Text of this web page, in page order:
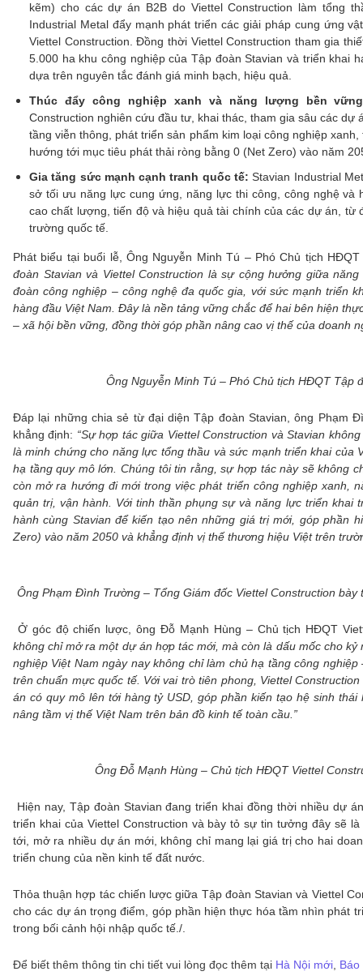
kẽm) cho các dự án B2B do Viettel Construction làm tổng
Industrial Metal đẩy mạnh phát triển các giải pháp cung ứng
Viettel Construction. Đồng thời Viettel Construction tham gia
5.000 ha khu công nghiệp của Tập đoàn Stavian và triển khai
dựa trên nguyên tắc đánh giá minh bạch, hiệu quả.
Thúc đẩy công nghiệp xanh và năng lượng bền
Construction nghiên cứu đầu tư, khai thác, tham gia sâu các
tầng viễn thông, phát triển sản phẩm kim loại công nghiệp
hướng tới mục tiêu phát thải ròng bằng 0 (Net Zero) vào năm
Gia tăng sức mạnh cạnh tranh quốc tế:Stavian Industrial
sở tối ưu năng lực cung ứng, năng lực thi công, công nghệ và
cao chất lượng, tiến độ và hiệu quả tài chính của các dự án, từ
trường quốc tế.
Phát biểu tại buổi lễ, Ông Nguyễn Minh Tú – Phó Chủ tịch
đoàn Stavian và Viettel Construction là sự cộng hưởng giữa
đoàn công nghiệp – công nghệ đa quốc gia, với sức mạnh triển
hàng đầu Việt Nam. Đây là nền tảng vững chắc để hai bên hiện
– xã hội bền vững, đồng thời góp phần nâng cao vị thế của doanh
Ông Nguyễn Minh Tú – Phó Chủ tịch HĐQT Tập
Đáp lại những chia sẻ từ đại diện Tập đoàn Stavian, ông Phạm
khẳng định: “Sự hợp tác giữa Viettel Construction và Stavian
là minh chứng cho năng lực tổng thầu và sức mạnh triển khai của
hạ tầng quy mô lớn. Chúng tôi tin rằng, sự hợp tác này sẽ không
còn mở ra hướng đi mới trong việc phát triển công nghiệp xanh,
quản trị, vận hành. Với tinh thần phụng sự và năng lực triển khai
hành cùng Stavian để kiến tạo nên những giá trị mới, góp phần
Zero) vào năm 2050 và khẳng định vị thế thương hiệu Việt trên
Ông Phạm Đình Trường – Tổng Giám đốc Viettel Construction
Ở góc độ chiến lược, ông Đỗ Mạnh Hùng – Chủ tịch HĐQT
không chỉ mở ra một dự án hợp tác mới, mà còn là dấu mốc cho
nghiệp Việt Nam ngày nay không chỉ làm chủ hạ tầng công
trên chuẩn mực quốc tế. Với vai trò tiên phong, Viettel
án có quy mô lên tới hàng tỷ USD, góp phần kiến tạo hệ sinh
nâng tầm vị thế Việt Nam trên bản đồ kinh tế toàn cầu.”
Ông Đỗ Mạnh Hùng – Chủ tịch HĐQT Viettel
Hiện nay, Tập đoàn Stavian đang triển khai đồng thời nhiều dự
triển khai của Viettel Construction và bày tỏ sự tin tưởng đây sẽ
tới, mở ra nhiều dự án mới, không chỉ mang lại giá trị cho hai
triển chung của nền kinh tế đất nước.
Thỏa thuận hợp tác chiến lược giữa Tập đoàn Stavian và Viettel
cho các dự án trọng điểm, góp phần hiện thực hóa tầm nhìn phát
trong bối cảnh hội nhập quốc tế./.
Để biết thêm thông tin chi tiết vui lòng đọc thêm tại Hà Nội mới